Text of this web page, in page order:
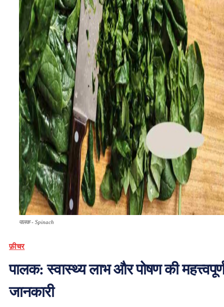
पालक - Spinach
फ़ीचर
पालक: स्वास्थ्य लाभ और पोषण की महत्त्वपूर्ण
जानकारी